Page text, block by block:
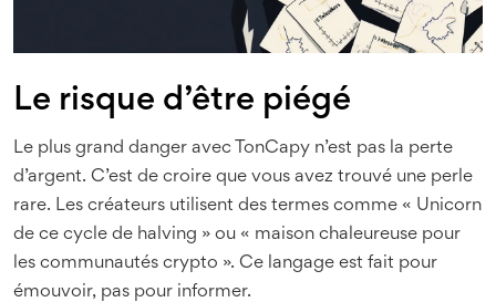
Le risque d’être piégé
Le plus grand danger avec TonCapy n’est pas la perte
d’argent. C’est de croire que vous avez trouvé une perle
rare. Les créateurs utilisent des termes comme « Unicorn
de ce cycle de halving » ou « maison chaleureuse pour
les communautés crypto ». Ce langage est fait pour
émouvoir, pas pour informer.